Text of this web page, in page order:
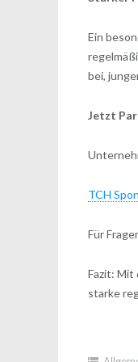
Ein
bei,
Jetzt
TCH
Für
Fazit: Mit
starke